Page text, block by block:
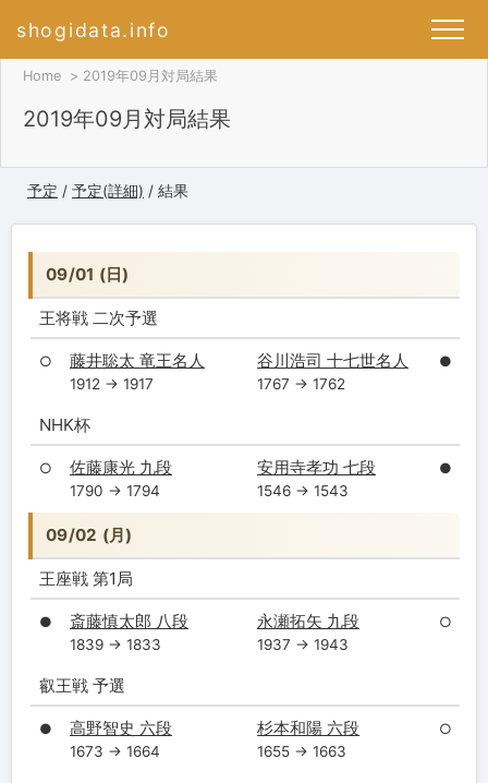
shogidata.info
Home 2019年09月対局結果
2019年09月対局結果
予定 / 予定(詳細) / 結果
09/01 (日)
王将戦 二次予選
○ 藤井聡太 竜王名人
1912 → 1917
谷川浩司 十七世名人
1767 → 1762
●
NHK杯
○ 佐藤康光 九段
1790 → 1794
安用寺孝功 七段
1546 → 1543
●
09/02 (月)
王座戦 第1局
● 斎藤慎太郎 八段
1839 → 1833
永瀬拓矢 九段
1937 → 1943
○
叡王戦 予選
● 高野智史 六段
1673 → 1664
杉本和陽 六段
1655 → 1663
○